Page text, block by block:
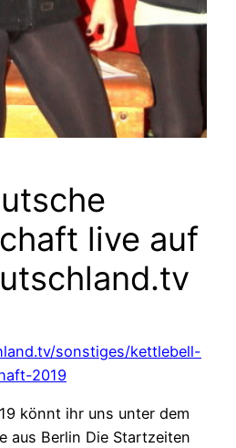
live auf
sonstiges/kettlebell-
2019
könnt ihr uns unter dem
aus Berlin Die Startzeiten